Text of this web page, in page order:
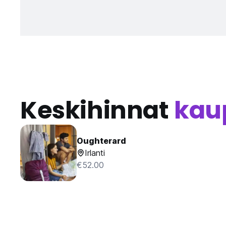
Keskihinnat
Oughterard
Irlanti
€52.00